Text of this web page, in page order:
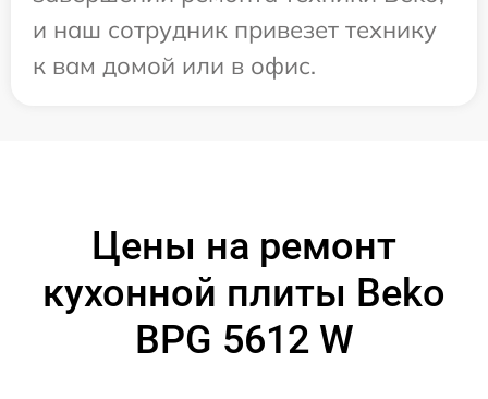
и наш сотрудник привезет технику
к вам домой или в офис.
Цены на ремонт
кухонной плиты Beko
BPG 5612 W